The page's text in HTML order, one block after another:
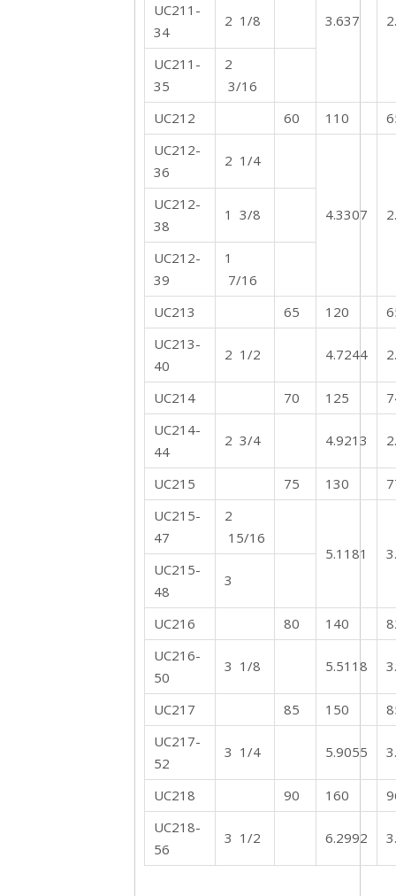
3.637
UC211-
34
2 1/8
UC211-
35
2
3/16
UC212
60 110
UC212-
36
2 1/4
4.3307
UC212-
38
1 3/8
UC212-
39
1
7/16
UC213
65 120
UC213-
40
2 1/2 4.7244
UC214 70 125
UC214-
44
2 3/4 4.9213
UC215 75 130
UC215-
47
2
15/16
5.1181
UC215-
48
3
UC216 80 140
UC216-
50
3 1/8 5.5118
UC217 85 150
UC217-
52
3 1/4 5.9055
UC218 90 160
UC218-
56
3 1/2 6.2992